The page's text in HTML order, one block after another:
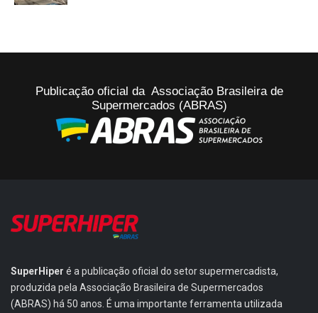
Publicação oficial da Associação Brasileira de
Supermercados (ABRAS)
SuperHiper é a publicação oficial do setor supermercadista,
produzida pela Associação Brasileira de Supermercados
(ABRAS) há 50 anos. É uma importante ferramenta utilizada